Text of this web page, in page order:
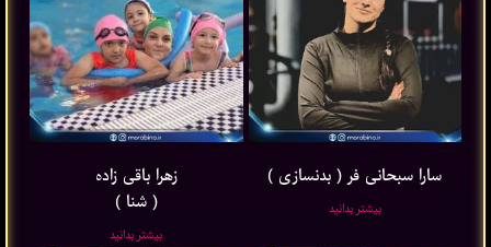
سارا سبحانی فر ( بدنسازی )
بیشتر بدانید
زهرا باقی ‌زاده
( شنا )
بیشتر بدانید